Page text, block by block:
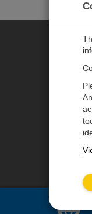
ソリュー
サポート
© 2026